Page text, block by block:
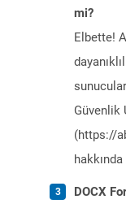
mi?
Elbette!
Güvenlik
(https://
DOCX